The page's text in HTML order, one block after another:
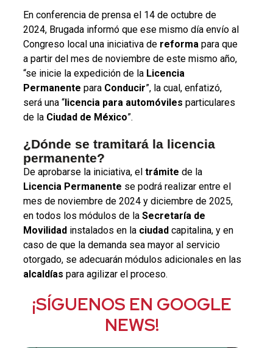
En conferencia de prensa el 14 de octubre de
2024, Brugada informó que ese mismo día envío al
Congreso local una iniciativa de reforma para que
a partir del mes de noviembre de este mismo año,
“se inicie la expedición de la Licencia
Permanente para Conducir”, la cual, enfatizó,
será una “licencia para automóviles particulares
de la Ciudad de México”.
¿Dónde se tramitará la licencia
permanente?
De aprobarse la iniciativa, el trámite de la
Licencia Permanente se podrá realizar entre el
mes de noviembre de 2024 y diciembre de 2025,
en todos los módulos de la Secretaría de
Movilidadinstalados en la ciudadcapitalina, y en
caso de que la demanda sea mayor al servicio
otorgado, se adecuarán módulos adicionales en las
alcaldías para agilizar el proceso.
¡SÍGUENOS EN GOOGLE
NEWS!